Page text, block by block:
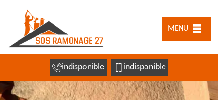
MENU
indisponible indisponible